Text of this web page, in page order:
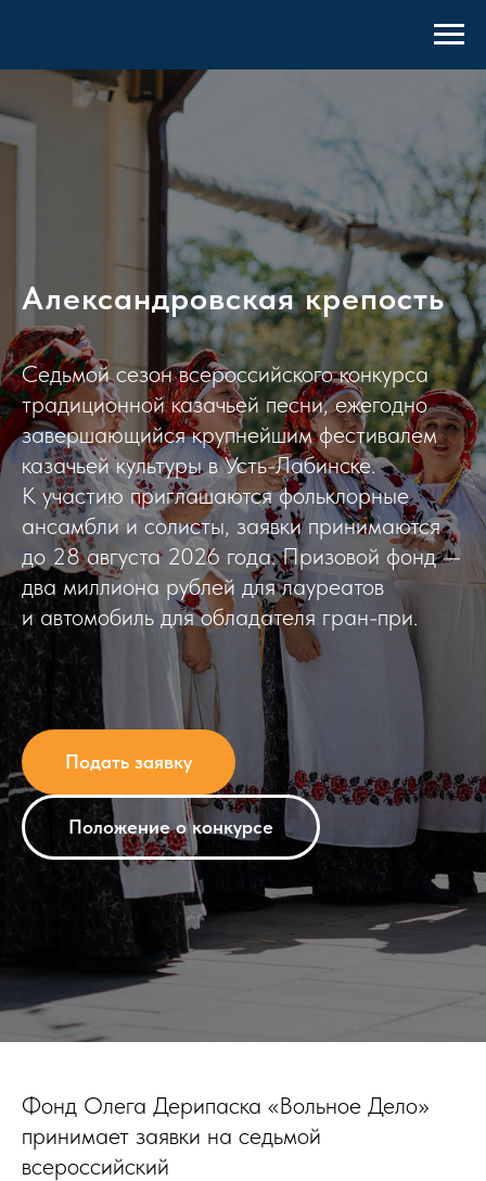
Александровская крепость
Седьмой сезон всероссийского конкурса
традиционной казачьей песни, ежегодно
завершающийся крупнейшим фестивалем
казачьей культуры в Усть-Лабинске.
К участию приглашаются фольклорные
ансамбли и солисты, заявки принимаются
до 28 августа 2026 года. Призовой фонд —
два миллиона рублей для лауреатов
и автомобиль для обладателя гран-при.
Подать заявку
Положение о конкурсе
Фонд Олега Дерипаска «Вольное Дело»
принимает заявки на седьмой
всероссийский